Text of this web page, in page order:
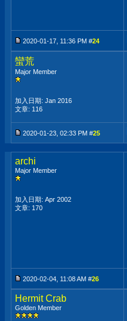
2020-01-17, 11:36 PM #24
蠻荒
Major Member
加入日期: Jan 2016
文章: 116
2020-01-23, 02:33 PM #25
archi
Major Member
加入日期: Apr 2002
文章: 170
2020-02-04, 11:08 AM #26
Hermit Crab
Golden Member